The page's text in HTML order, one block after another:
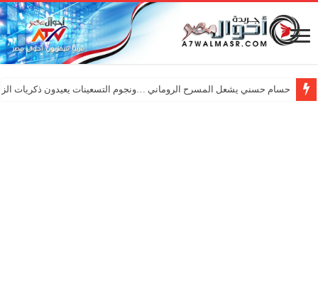
حسام حسني يشعل المسرح الروماني …ونجوم التسعينات يعيدون ذكريات